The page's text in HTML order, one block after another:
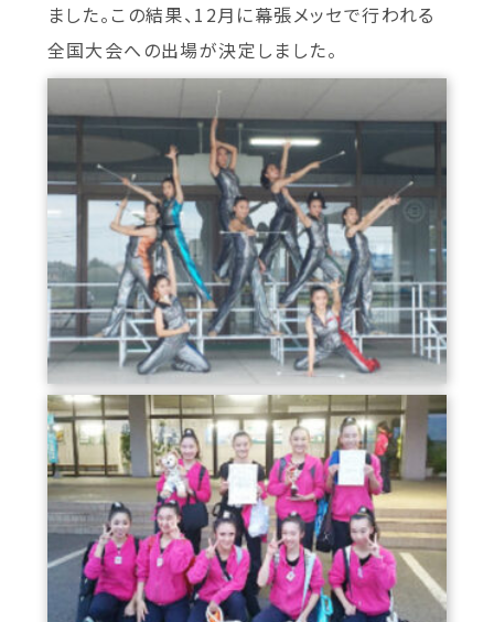
ました。この結果、12月に幕張メッセで行われる
全国大会への出場が決定しました。